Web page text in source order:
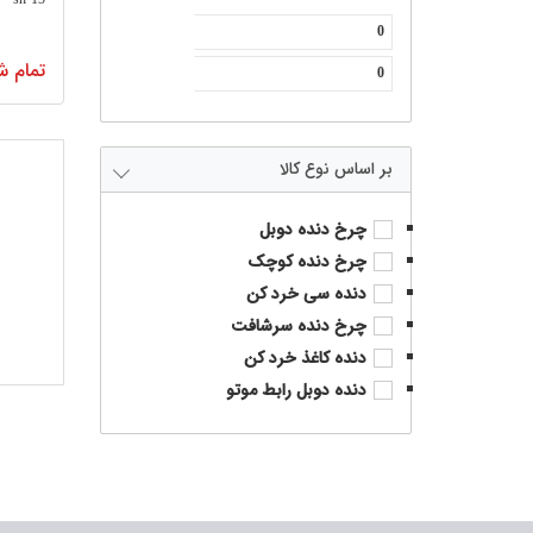
تمام
نوع کالا
چرخ دنده دوبل
چرخ دنده کوچک
دنده سی خرد کن
چرخ دنده سرشافت
دنده کاغذ خرد کن
دنده دوبل رابط موتو